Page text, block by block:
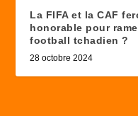
La FIFA et la CAF
honorable pour
football tchadien ?
28 octobre 2024